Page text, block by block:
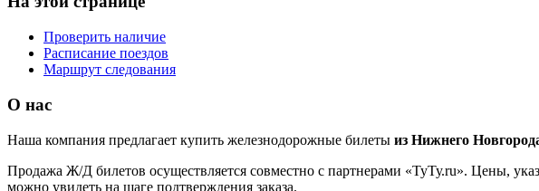
Проверить наличие
Расписание поездов
Маршрут следования
О нас
Наша компания предлагает купить железнодорожные билеты из Нижнего
Продажа Ж/Д билетов осуществляется совместно с партнерами «ТуТу.ru». Цены,
можно увидеть на шаге подтверждения заказа.